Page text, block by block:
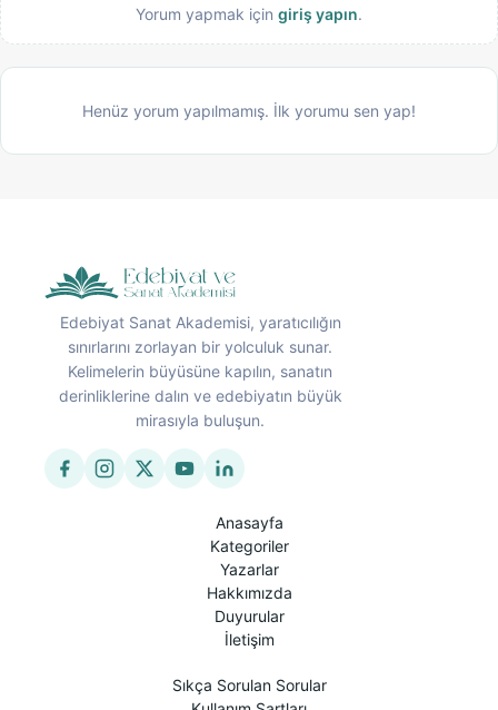
Yorum yapmak için giriş yapın.
Henüz yorum yapılmamış. İlk yorumu sen yap!
Edebiyat Sanat Akademisi, yaratıcılığın
sınırlarını zorlayan bir yolculuk sunar.
Kelimelerin büyüsüne kapılın, sanatın
derinliklerine dalın ve edebiyatın büyük
mirasıyla buluşun.
Anasayfa
Kategoriler
Yazarlar
Hakkımızda
Duyurular
İletişim
Sıkça Sorulan Sorular